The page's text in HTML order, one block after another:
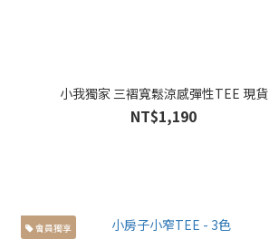
小我獨家 三褶寬鬆涼感彈性TEE 現貨
NT$1,190
會員獨享